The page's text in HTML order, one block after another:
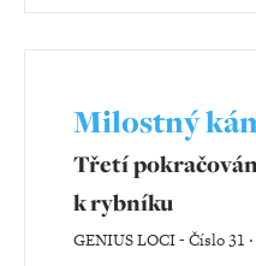
Milostný
Třetí
k rybníku
GENIUS LOCI-Číslo 31